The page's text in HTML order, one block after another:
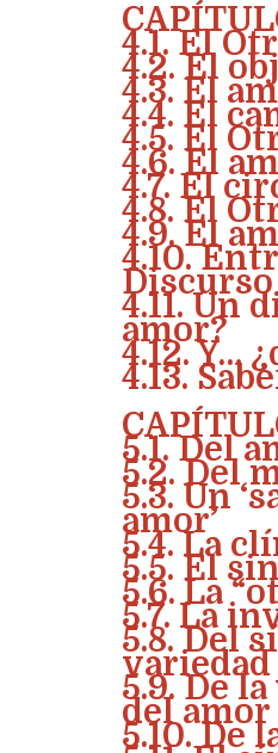
4.1. El
4.2. El
4.3. El
4.4. El
4.5. El
4.6. El
4.7. El
4.8. El
4.9. El
4.10.
4.11. Un
amor?
4.12. Y…
4.13.
5.1. Del
5.2. Del
5.3. Un
amor’
5.4. La
5.5. El
5.6. La
5.7. La
5.8. Del
5.9. De
del amor
5.10. De